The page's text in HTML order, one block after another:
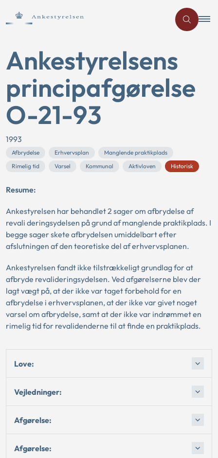
Ankestyrelsens
principafgørelse
O-21-93
1993
Afbrydelse Erhvervsplan
Manglende praktikplads
Rimelig tid
Varsel Kommunal Aktivloven Historisk
Resume:
Ankestyrelsen har behandlet 2 sager om afbrydelse af
revali deringsydelsen på grund af manglende praktikplads. I
begge sager skete afbrydelsen umiddelbart efter
afslutningen af den teoretiske del af erhvervsplanen.
Ankestyrelsen fandt ikke tilstrækkeligt grundlag for at
afbryde revalideringsydelsen. Ved afgørelserne blev der
lagt vægt på, at der ikke var taget forbehold for en
afbrydelse i erhvervsplanen, at der ikke var givet noget
varsel om afbrydelse, samt at der ikke var indrømmet en
rimelig tid for revalidenderne til at finde en praktikplads.
Love:
Vejledninger:
Afgørelse:
Afgørelse: